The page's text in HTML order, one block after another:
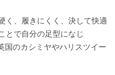
く、履きにくく、決して快適
とで自分の足型になじ
国のカシミヤやハリスツイー